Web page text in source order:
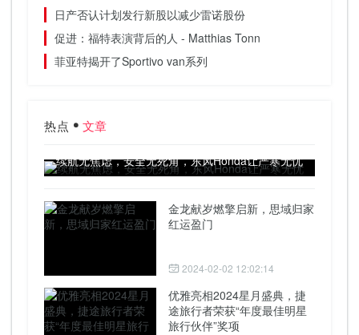
日产否认计划发行新股以减少雷诺股份
促进：福特表演背后的人 - Matthias Tonn
菲亚特揭开了Sportivo van系列
热点 文章
续航无焦虑，安全无死角，东风Honda让严寒无忧
金龙献岁燃擎启新，思域归家
红运盈门
2024-02-02 12:02:14
优雅亮相2024星月盛典，捷
途旅行者荣获“年度最佳明星
旅行伙伴”奖项